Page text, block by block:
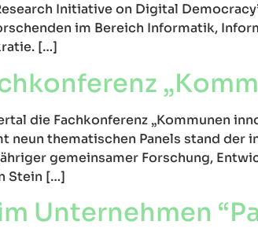
Initiative on Digital
im Bereich Informatik,
[…]
die Fachkonferenz „Kommunen
neun thematischen Panels stand
gemeinsamer Forschung,
Stein […]
Unternehmen